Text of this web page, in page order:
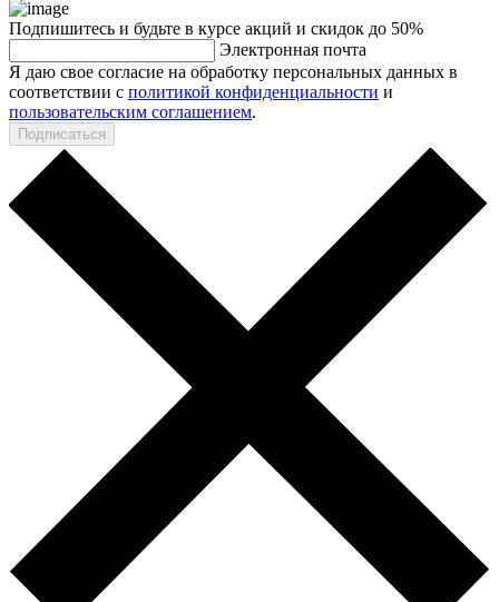
Подпишитесь и будьте в курсе акций и скидок до 50%
Электронная почта
Я даю свое согласие на обработку персональных данных в
соответствии с политикой конфиденциальности и
пользовательским соглашением.